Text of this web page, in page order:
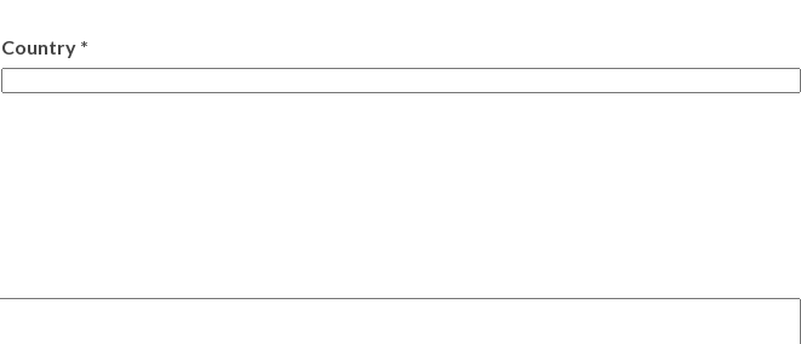
Country *